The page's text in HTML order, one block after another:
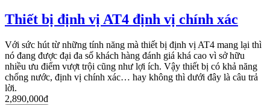
Thiết bị định vị AT4 định vị chính xác
Với sức hút từ những tính năng mà thiết bị định vị AT4 mang lại thì
nó đang được đại đa số khách hàng đánh giá khá cao vì sở hữu
nhiều ưu điểm vượt trội cũng như lợi ích. Vậy thiết bị có khả năng
chống nước, định vị chính xác… hay không thì dưới đây là câu trả
lời.
2,890,000đ